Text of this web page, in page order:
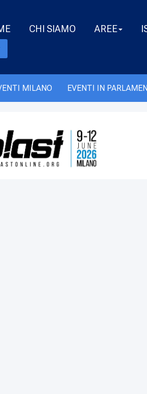
CHI SIAMO AREE
MILANO EVENTI IN